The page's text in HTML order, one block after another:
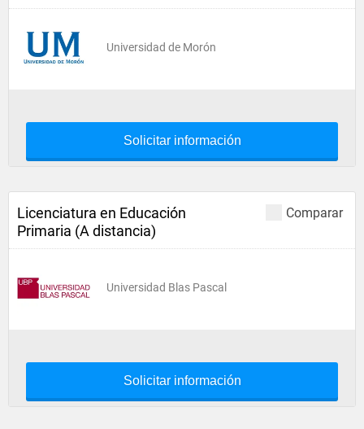
Universidad de Morón
Solicitar información
Comparar
Licenciatura en Educación
Primaria (A distancia)
Universidad Blas Pascal
Solicitar información